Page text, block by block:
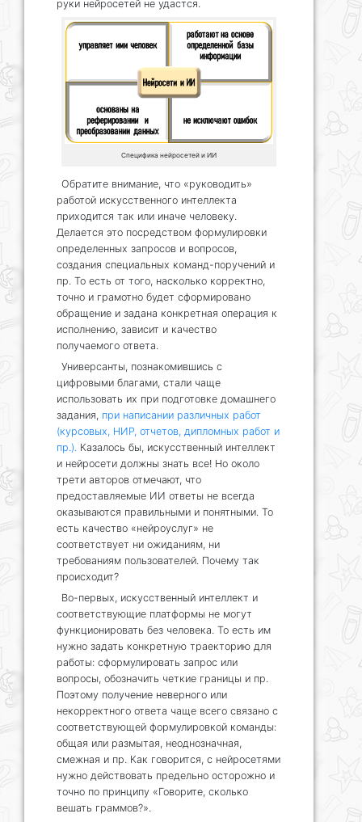
руки нейросетей не удастся.
Специфика нейросетей и ИИ
Обратите внимание, что «руководить»
работой искусственного интеллекта
приходится так или иначе человеку.
Делается это посредством формулировки
определенных запросов и вопросов,
создания специальных команд-поручений и
пр. То есть от того, насколько корректно,
точно и грамотно будет сформировано
обращение и задана конкретная операция к
исполнению, зависит и качество
получаемого ответа.
Универсанты, познакомившись с
цифровыми благами, стали чаще
использовать их при подготовке домашнего
задания, при написании различных работ
(курсовых, НИР, отчетов, дипломных работ и
пр.). Казалось бы, искусственный интеллект
и нейросети должны знать все! Но около
трети авторов отмечают, что
предоставляемые ИИ ответы не всегда
оказываются правильными и понятными. То
есть качество «нейроуслуг» не
соответствует ни ожиданиям, ни
требованиям пользователей. Почему так
происходит?
Во-первых, искусственный интеллект и
соответствующие платформы не могут
функционировать без человека. То есть им
нужно задать конкретную траекторию для
работы: сформулировать запрос или
вопросы, обозначить четкие границы и пр.
Поэтому получение неверного или
некорректного ответа чаще всего связано с
соответствующей формулировкой команды:
общая или размытая, неоднозначная,
смежная и пр. Как говорится, с нейросетями
нужно действовать предельно осторожно и
точно по принципу «Говорите, сколько
вешать граммов?».